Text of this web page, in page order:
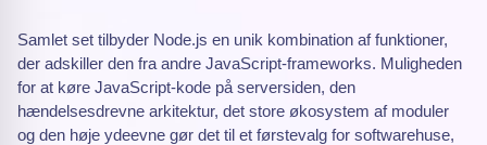
Samlet set tilbyder Node.js en unik kombination af funktioner,
der adskiller den fra andre JavaScript-frameworks. Muligheden
for at køre JavaScript-kode på serversiden, den
hændelsesdrevne arkitektur, det store økosystem af moduler
og den høje ydeevne gør det til et førstevalg for softwarehuse,